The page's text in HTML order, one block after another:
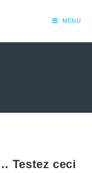
MENU
Testez ceci